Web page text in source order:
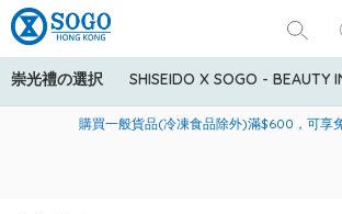
崇光禮の選択 SHISEIDO X SOGO - BEAUTY
美國運通Explorer®信用卡會員購物禮遇：高達
購買一般貨品(冷凍食品除外)滿$600，可享
寄送中國內地服務只適用於指定商品，若訂單金